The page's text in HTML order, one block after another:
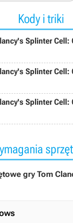
Kody i triki
Splinter Cell:
Splinter Cell:
Splinter Cell:
gry Tom